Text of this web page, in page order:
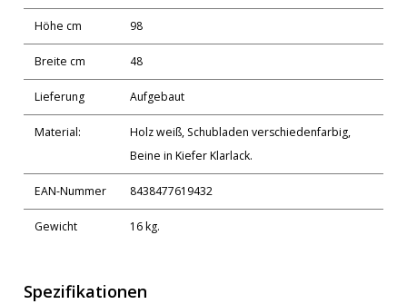
Höhe cm 98
Breite cm 48
Lieferung Aufgebaut
Material:
Holz weiß, Schubladen verschiedenfarbig,
Beine in Kiefer Klarlack.
EAN-Nummer 8438477619432
Gewicht 16 kg.
Spezifikationen